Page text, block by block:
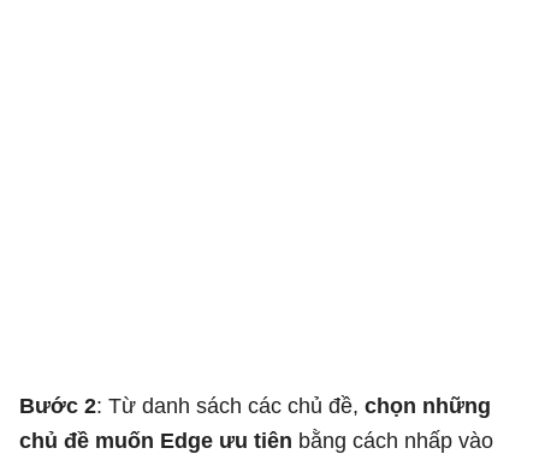
Bước 2: Từ danh sách các chủ đề, chọn những
chủ đề muốn Edge ưu tiên bằng cách nhấp vào